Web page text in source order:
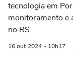
tecnologia em
monitoramento e
no RS.
16 out 2024 - 10h17